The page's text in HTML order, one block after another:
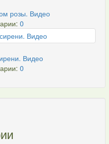
розы. Видео
0
Видео
0